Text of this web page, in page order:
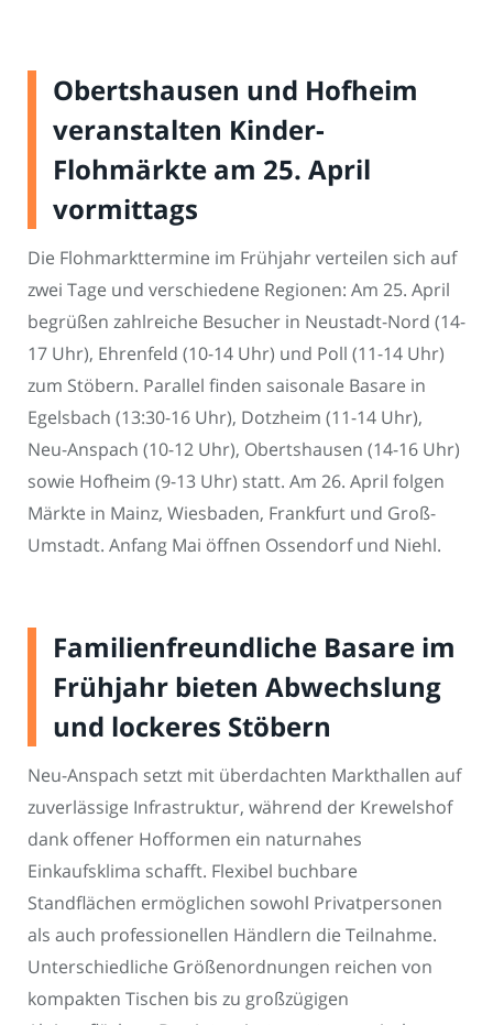
Obertshausen und Hofheim
veranstalten Kinder-
Flohmärkte am 25. April
vormittags
Die Flohmarkttermine im Frühjahr verteilen sich auf
zwei Tage und verschiedene Regionen: Am 25. April
begrüßen zahlreiche Besucher in Neustadt-Nord (14-
17 Uhr), Ehrenfeld (10-14 Uhr) und Poll (11-14 Uhr)
zum Stöbern. Parallel finden saisonale Basare in
Egelsbach (13:30-16 Uhr), Dotzheim (11-14 Uhr),
Neu-Anspach (10-12 Uhr), Obertshausen (14-16 Uhr)
sowie Hofheim (9-13 Uhr) statt. Am 26. April folgen
Märkte in Mainz, Wiesbaden, Frankfurt und Groß-
Umstadt. Anfang Mai öffnen Ossendorf und Niehl.
Familienfreundliche Basare im
Frühjahr bieten Abwechslung
und lockeres Stöbern
Neu-Anspach setzt mit überdachten Markthallen auf
zuverlässige Infrastruktur, während der Krewelshof
dank offener Hofformen ein naturnahes
Einkaufsklima schafft. Flexibel buchbare
Standflächen ermöglichen sowohl Privatpersonen
als auch professionellen Händlern die Teilnahme.
Unterschiedliche Größenordnungen reichen von
kompakten Tischen bis zu großzügigen